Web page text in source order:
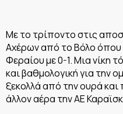
Με το τρίποντο στις
Αχέρων από το Βόλο όπου
Φεραίου με 0-1. Μια νίκη
και βαθμολογική για την
ξεκολλά από την ουρά και
άλλον αέρα την ΑΕ